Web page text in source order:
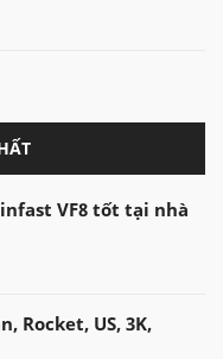
VF8 tốt tại nhà
Rocket, US, 3K,